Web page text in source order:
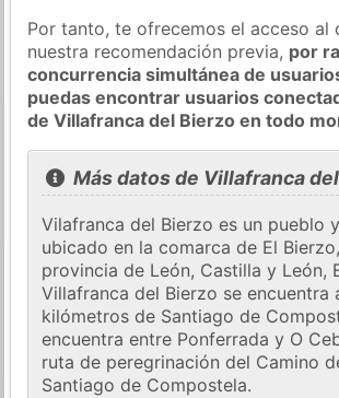
Por tanto, te ofrecemos el acceso al
nuestra recomendación previa, por
concurrencia simultánea de
puedas encontrar usuarios
de Villafranca del Bierzo en todo
Más datos de Villafranca
Vilafranca del Bierzo es un pueblo
ubicado en la comarca de El
provincia de León, Castilla y León,
Villafranca del Bierzo se encuentra
kilómetros de Santiago de
encuentra entre Ponferrada y O
ruta de peregrinación del Camino
Santiago de Compostela.